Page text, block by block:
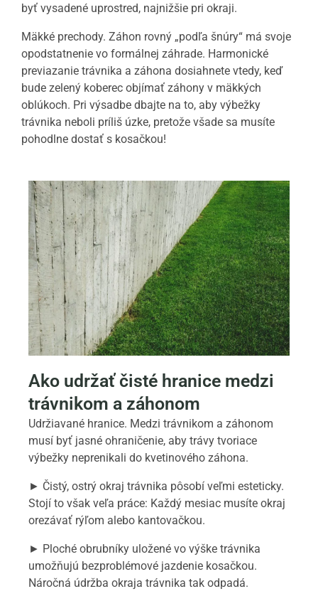
byť vysadené uprostred, najnižšie pri okraji.
Mäkké prechody. Záhon rovný „podľa šnúry“ má svoje
opodstatnenie vo formálnej záhrade. Harmonické
previazanie trávnika a záhona dosiahnete vtedy, keď
bude zelený koberec objímať záhony v mäkkých
oblúkoch. Pri výsadbe dbajte na to, aby výbežky
trávnika neboli príliš úzke, pretože všade sa musíte
pohodlne dostať s kosačkou!
Ako udržať čisté hranice medzi
trávnikom a záhonom
Udržiavané hranice. Medzi trávnikom a záhonom
musí byť jasné ohraničenie, aby trávy tvoriace
výbežky neprenikali do kvetinového záhona.
► Čistý, ostrý okraj trávnika pôsobí veľmi esteticky.
Stojí to však veľa práce: Každý mesiac musíte okraj
orezávať rýľom alebo kantovačkou.
► Ploché obrubníky uložené vo výške trávnika
umožňujú bezproblémové jazdenie kosačkou.
Náročná údržba okraja trávnika tak odpadá.